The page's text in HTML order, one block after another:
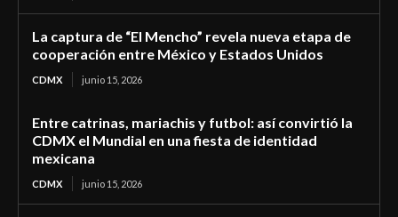
La captura de “El Mencho” revela nueva etapa de
cooperación entre México y Estados Unidos
CDMX junio 15, 2026
Entre catrinas, mariachis y futbol: así convirtió la
CDMX el Mundial en una fiesta de identidad
mexicana
CDMX junio 15, 2026